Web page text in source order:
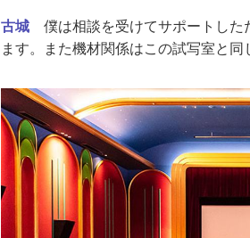
古城 僕は相談を受けてサポートした
ます。また機材関係はこの試写室と同